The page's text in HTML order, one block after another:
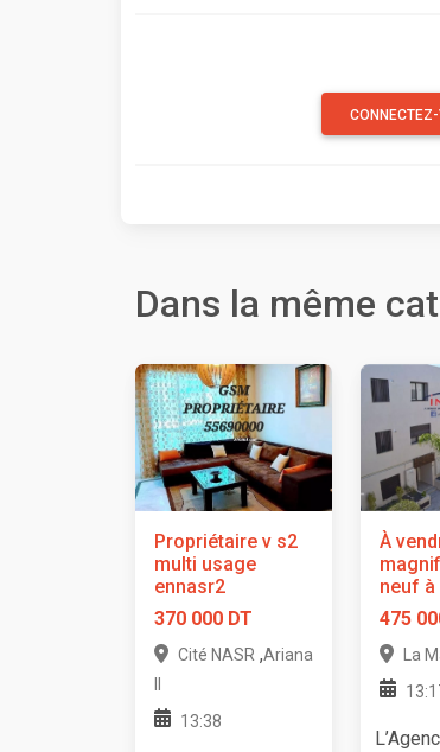
Dans la même
Propriétaire v s2
multi usage
ennasr2
370 000 DT
Cité NASR ,Ariana
13:38
À
neuf à
475
La